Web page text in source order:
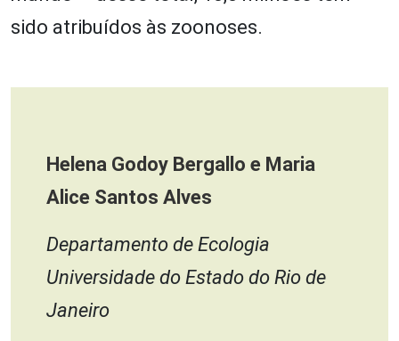
sido atribuídos às zoonoses.
Helena Godoy Bergallo e Maria
Alice Santos Alves
Departamento de Ecologia
Universidade do Estado do Rio de
Janeiro